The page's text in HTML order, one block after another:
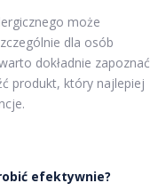
może
dla osób
dokładnie zapoznać
produkt, który najlepiej
efektywnie?